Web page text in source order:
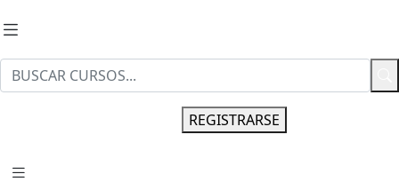
REGISTRARSE